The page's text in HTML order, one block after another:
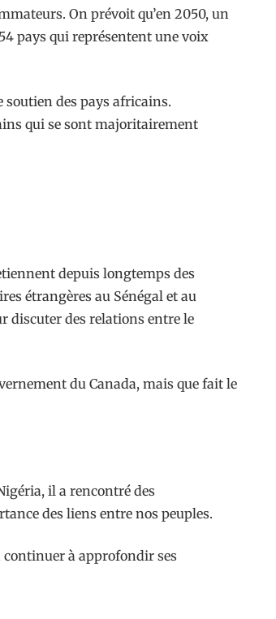
On prévoit qu’en 2050, un
pays qui représentent une voix
soutien des pays africains.
qui se sont majoritairement
depuis longtemps des
étrangères au Sénégal et au
discuter des relations entre le
du Canada, mais que fait le
il a rencontré des
des liens entre nos peuples.
continuer à approfondir ses